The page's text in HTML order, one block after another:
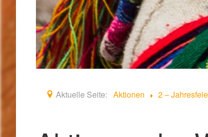
Aktuelle Seite: Aktionen 2 –